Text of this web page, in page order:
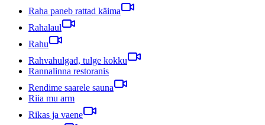
Raha paneb rattad käima
Rahalaul
Rahu
Rahvahulgad, tulge kokku
Rannalinna restoranis
Rendime saarele sauna
Riia mu arm
Rikas ja vaene